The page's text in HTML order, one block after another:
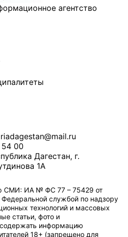
агентство
riadagestan@mail.ru
00
Дагестан, г.
1А
СМИ: ИА № ФС 77 – 75429 от
службой по надзору
технологий и массовых
статьи, фото и
информацию
18+ (запрещено для